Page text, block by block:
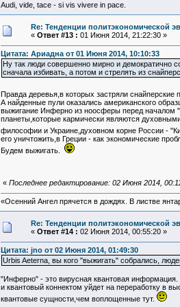
Audi, vide, tace - si vis vivere in pace.
Re: Тенденции политэкономической
« Ответ #13 : 01 Июня 2014, 21:22:30 »
Цитата: Ариадна от 01 Июня 2014, 10:10:33
Ну так люди совершенно мирно и демократично
сначала избивать, а потом и стрелять из
Правда деревья,в которых застряли
А найденные пули оказались американского
выжигание Инферно из ноосферы перед началом
планеты,которые кармически являются
философии и Украине,духовном корне России -
его уничтожить,в Греции - как экономические
Будем выжигать.
« Последнее редактирование: 02 Июня 2014,
«Осенний Ангел прячется в дождях. В листве
Re: Тенденции политэкономической
« Ответ #14 : 02 Июня 2014, 00:55:20 »
Цитата: jno от 02 Июня 2014, 01:49:30
Urbis Aeterna, вы кого "выжигать" собрались,
"Инферно" - это вирусная квантовая информация.
и квантовый коннектом уйдет на переработку в
квантовые сущности,чем воплощенные тут.